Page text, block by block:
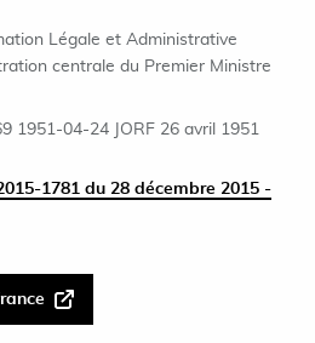
Légale et Administrative
centrale du Premier Ministre
1951-04-24 JORF 26 avril 1951
1781 du 28 décembre 2015 -